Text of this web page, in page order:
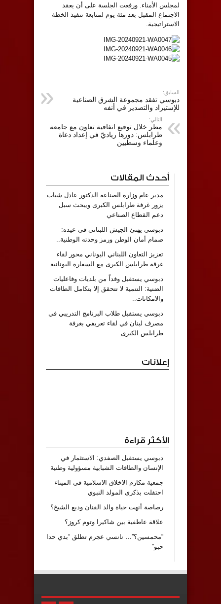
لمجلس الأمناء. ورفعت الجلسة على أن يعقد
الاجتماع المقبل بعد مئة يوم لمتابعة تنفيذ الخطة
الاستراتيجية.
السابق:
دبوسي تفقد مجموعة الشرق الصناعية
للإستيراد والتصدير في أنفه
التالي:
مطر خلال توقيع اتفاقية تعاون مع جامعة
طرابلس: دورها رياديّ في إعداد دعاة
وعلماء وسطيين
أحدث المقالات
مدير عام وزارة الصناعة الدكتور عادل شباب
يزور غرفة طرابلس الكبرى ويبحث سبل
دعم القطاع الصناعي
دبوسي يهنئ الجيش اللبناني في عيده:
صمام أمان الوطن ورمز وحدته الوطنية..
تعزيز التعاون اللبناني اليوناني محور لقاء
غرفة طرابلس الكبرى مع السفارة اليونانية
دبوسي يستقبل وفداً من بلديات وفاعليات
الضنية: التنمية لا تتحقق إلا بتكامل الطاقات
والامكانات..
دبوسي يستقبل طلاب البرنامج التدريبي في
مصرف لبنان في لقاء تعريفي بغرفة
طرابلس الكبرى
إعلانات
الأكثر قراءة
دبوسي يستقبل الصفدي: الاستثمار في
الإنسان والطاقات الشبابية مسؤولية وطنية
جمعية مكارم الاخلاق الاسلامية في الميناء
احتفلت بذكرى المولد النبوي
رصاصة أنهت حياة والد الفنان وديع الشيخ؟
علاقة عاطفية بين شاكيرا وتوم كروز؟
“محمسين؟”… نانسي عجرم تطلق “بدي حدا
حبو”